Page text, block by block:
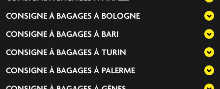
CONSIGNE À BAGAGES À BOLOGNE
CONSIGNE À BAGAGES À BARI
CONSIGNE À BAGAGES À TURIN
CONSIGNE À BAGAGES À PALERME